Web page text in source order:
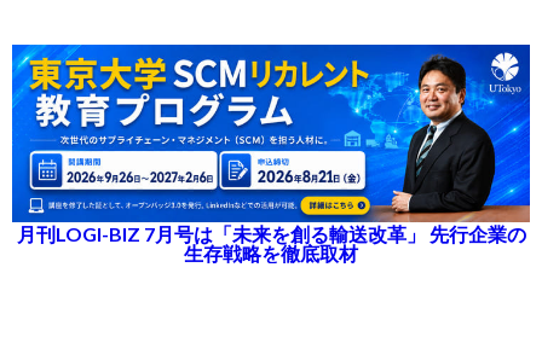
月刊LOGI-BIZ 7月号は「未来を創る輸送改革」 先行企業の
生存戦略を徹底取材